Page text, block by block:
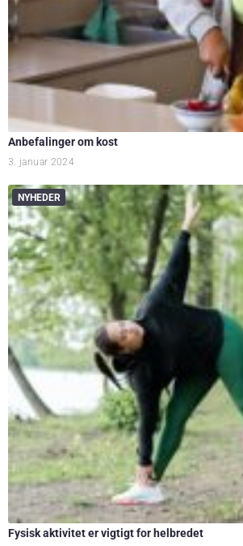
Anbefalinger om kost
3. januar 2024
NYHEDER
Fysisk aktivitet er vigtigt for helbredet